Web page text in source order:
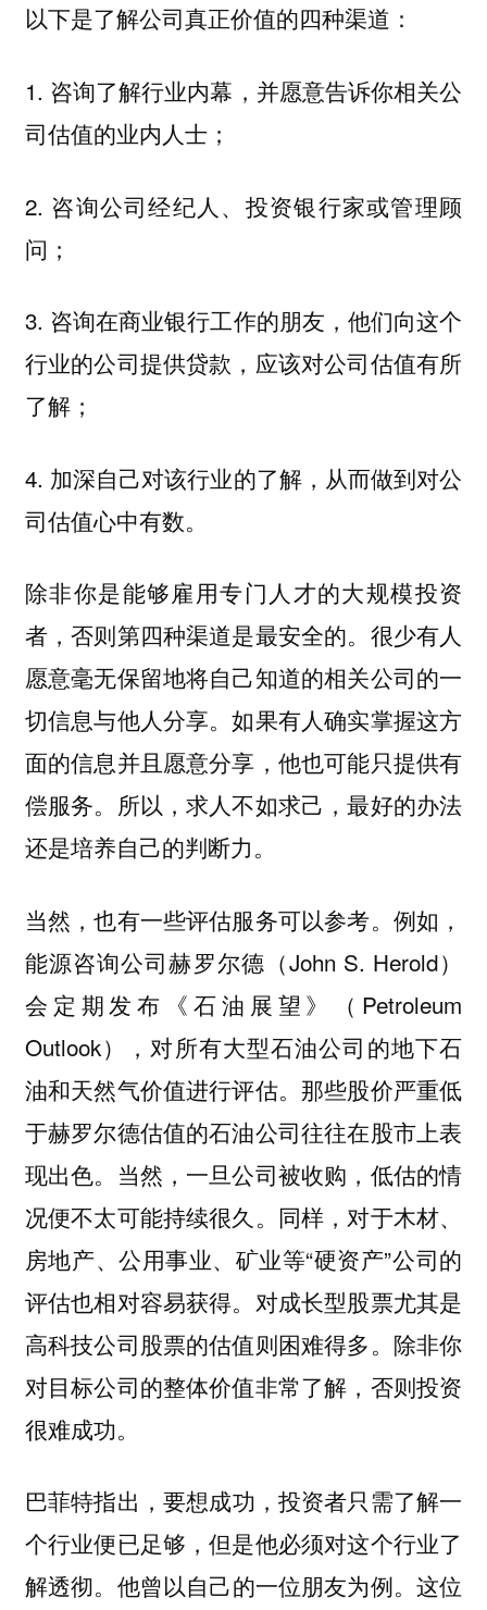
以下是了解公司真正价值的四种渠道 ：
1. 咨询了解行业内幕，并愿意告诉你相关公
司估值的业内人士；
2. 咨询公司经纪人、投资银行家或管理顾
问；
3. 咨询在商业银行工作的朋友，他们向这个
行业的公司提供贷款，应该对公司估值有所
了解；
4. 加深自己对该行业的了解，从而做到对公
司估值心中有数。
除非你是能够雇用专门人才的大规模投资
者，否则第四种渠道是最安全的。很少有人
愿意毫无保留地将自己知道的相关公司的一
切信息与他人分享。如果有人确实掌握这方
面的信息并且愿意分享，他也可能只提供有
偿服务。所以，求人不如求己，最好的办法
还是培养自己的判断力。
当然，也有一些评估服务可以参考。例如，
能源咨询公司赫罗尔德（John S. Herold）
会定期发布《石油展望》（Petroleum
Outlook），对所有大型石油公司的地下石
油和天然气价值进行评估。那些股价严重低
于赫罗尔德估值的石油公司往往在股市上表
现出色。当然，一旦公司被收购，低估的情
况便不太可能持续很久。同样，对于木材、
房地产、公用事业、矿业等“硬资产”公司的
评估也相对容易获得。对成长型股票尤其是
高科技公司股票的估值则困难得多。除非你
对目标公司的整体价值非常了解，否则投资
很难成功。
巴菲特指出， 要想成功，投资者只需了解一
个行业便已足够，但是他必须对这个行业了
解透彻。 他曾以自己的一位朋友为例。这位